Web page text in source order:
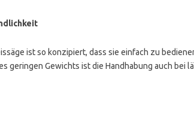
ist so konzipiert, dass sie einfach zu
geringen Gewichts ist die Handhabung auch bei